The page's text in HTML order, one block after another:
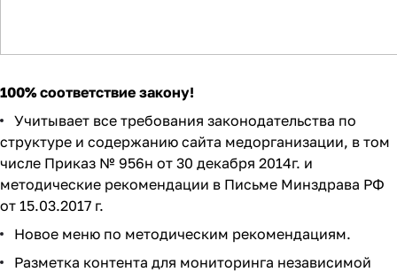
100% соответствие закону!
Учитывает все требования законодательства по
структуре и содержанию сайта медорганизации, в том
числе Приказ № 956н от 30 декабря 2014г. и
методические рекомендации в Письме Минздрава РФ
от 15.03.2017 г.
Новое меню по методическим рекомендациям.
Разметка контента для мониторинга независимой